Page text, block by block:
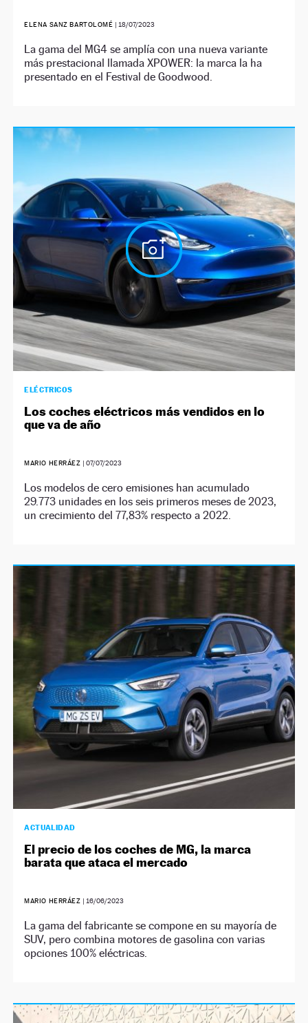
ELENA SANZ BARTOLOMÉ | 18/07/2023
La gama del MG4 se amplía con una nueva variante
más prestacional llamada XPOWER: la marca la ha
presentado en el Festival de Goodwood.
ELÉCTRICOS
Los coches eléctricos más vendidos en lo
que va de año
MARIO HERRÁEZ | 07/07/2023
Los modelos de cero emisiones han acumulado
29.773 unidades en los seis primeros meses de 2023,
un crecimiento del 77,83% respecto a 2022.
ACTUALIDAD
El precio de los coches de MG, la marca
barata que ataca el mercado
MARIO HERRÁEZ | 16/06/2023
La gama del fabricante se compone en su mayoría de
SUV, pero combina motores de gasolina con varias
opciones 100% eléctricas.